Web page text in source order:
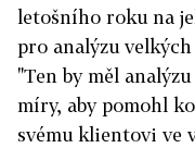
letošního roku na
pro analýzu
"Ten by měl
míry, aby pomohl
svému klientovi ve